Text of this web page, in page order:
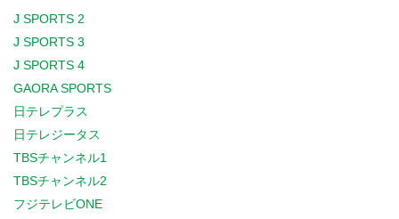
J SPORTS 2
J SPORTS 3
J SPORTS 4
GAORA SPORTS
日テレプラス
日テレジータス
TBSチャンネル1
TBSチャンネル2
フジテレビONE